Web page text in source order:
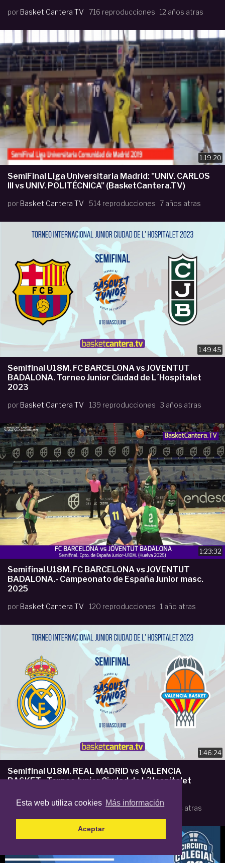
Esta web utiliza cookies Más información
Aceptar
por Basket Cantera TV 716 reproducciones 12 años atras
1:19:20
SemiFinal Liga Universitaria Madrid: "UNIV. CARLOS
III vs UNIV. POLITÉCNICA" (BasketCantera.TV)
por Basket Cantera TV 514 reproducciones 7 años atras
1:49:45
Semifinal U18M. FC BARCELONA vs JOVENTUT
BADALONA. Torneo Junior Ciudad de L´Hospitalet
2023
por Basket Cantera TV 139 reproducciones 3 años atras
1:23:32
Semifinal U18M. FC BARCELONA vs JOVENTUT
BADALONA.- Campeonato de España Junior masc.
2025
por Basket Cantera TV 120 reproducciones 1 año atras
1:46:24
Semifinal U18M. REAL MADRID vs VALENCIA
BASKET.- Torneo Junior Ciudad de L´Hospitalet
porBasket Cantera TV 138 reproducciones 3 años atras